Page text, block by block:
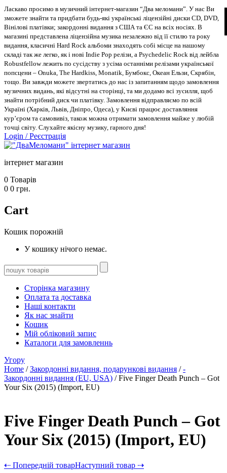
Ласкаво просимо в музичний інтернет-магазин “Два меломани”. У нас Ви
зможете знайти та придбати будь-які українські ліцензійні диски CD, DVD,
Вінілові платівки; закордонні видання з США та ЄС на всіх носіях. В
магазині представлена ліцензійна музика незалежно від її стилю та року
видання, класичні Hard Rock альбоми знаходять собі місце на нашому
складі так же легко, як і нові Indie Pop релізи, а Psychedelic Rock від лейбла
Robustfellow лежить по сусідству з усіма останніми релізами української
попсцени – Onuka, The Hardkiss, Monatik, Бумбокс, Океан Ельзи, Скрябін,
тощо. Ви завжди можете звертатись до нас із запитанням щодо замовлення
музичних видань, які відсутні на сторінці, та ми додамо всі зусилля, щоб
знайти потрібний диск чи платівку. Замовлення відправляємо по всій
Україні (Харків, Львів, Дніпро, Одеса), у Києві працює доставляння
кур’єром та самовивіз, також можна отримати замовлення майже у любій
точці світу. Слухайте якісну музику, гарного дня!
Login /Реєстрація
інтернет магазин
0 Товарів
0 0 грн.
Cart
Кошик порожній
У кошику нічого немає.
Сторінка магазину
Оплата та доставка
Наші контакти
Як нас знайти
Кошик
Мій обліковий запис
Каталоги для замовленнь
Угору
Home /Закордонні видання, подарункові видання /-
Закордонні видання (EU, USA) / Five Finger Death Punch – Got
Your Six (2015) (Import, EU)
Five Finger Death Punch – Got
Your Six (2015) (Import, EU)
⇠ Попередній товарНаступний товар ⇢